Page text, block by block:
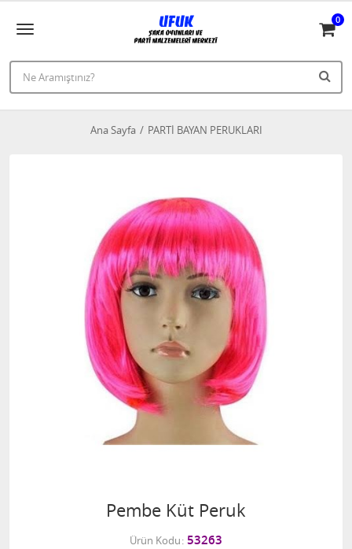
0
Ana Sayfa PARTİ BAYAN PERUKLARI
Pembe Küt Peruk
Ürün Kodu 53263